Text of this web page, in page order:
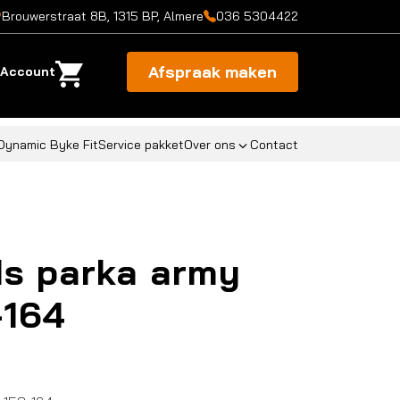
Brouwerstraat 8B, 1315 BP, Almere 036 5304422
Account Afspraak maken
Byke FitService pakketOver ons Contact
parka army